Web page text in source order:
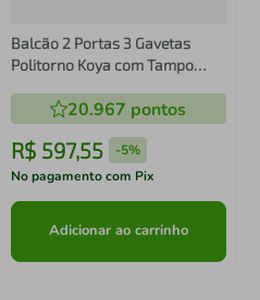
Balcão 2 Portas 3 Gavetas
Politorno Koya com Tampo
20.967 pontos
R$ 597,55 -5%
No pagamento com Pix
Adicionar ao carrinho